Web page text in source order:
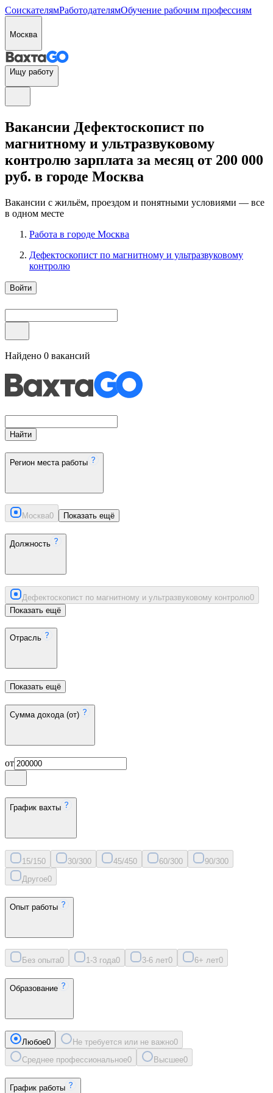
СоискателямРаботодателямОбучение рабочим профессиям
Москва
Ищу работу
Вакансии Дефектоскопист по
магнитному и ультразвуковому
контролю зарплата за месяц от 200 000
руб. в городе Москва
Вакансии с жильём, проездом и понятными условиями — все
в одном месте
Работа в городе Москва
Дефектоскопист по магнитному и ультразвуковому
контролю
Войти
Найдено 0 вакансий
Найти
Регион места работы
Москва0 Показать ещё
Должность
Дефектоскопист по магнитному и ультразвуковому контролю0
Показать ещё
Отрасль
Показать ещё
Сумма дохода (от)
от
График вахты
15/150 30/300 45/450 60/300 90/300
Другое0
Опыт работы
Без опыта0 1-3 года0 3-6 лет0 6+ лет0
Образование
Любое0 Не требуется или не важно0
Среднее профессиональное0 Высшее0
График работы